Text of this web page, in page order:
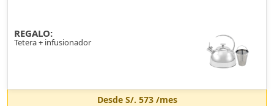
REGALO:
Tetera + infusionador
Desde S/. 573/mes